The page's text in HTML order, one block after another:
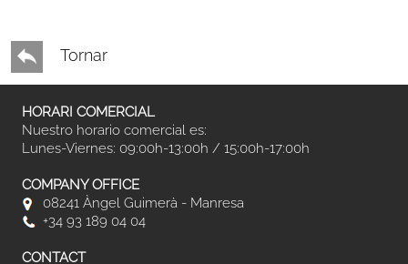
Tornar
HORARI COMERCIAL
Nuestro horario comercial es:
Lunes-Viernes: 09:00h-13:00h / 15:00h-17:00h
COMPANY OFFICE
08241 Àngel Guimerà - Manresa
+34 93 189 04 04
CONTACT